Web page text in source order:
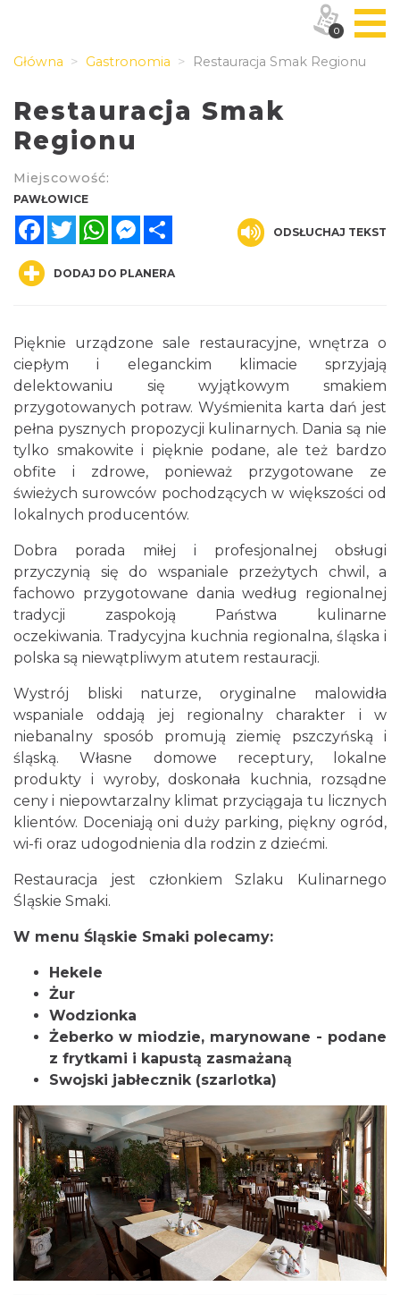
Główna Gastronomia Restauracja Smak Regionu
Restauracja Smak
Regionu
Miejscowość:
PAWŁOWICE
FacebookTwitterWhatsAppMessenger
ODSŁUCHAJ TEKST
DODAJ DO PLANERA
Pięknie urządzone sale restauracyjne, wnętrza o
ciepłym i eleganckim klimacie sprzyjają
delektowaniu się wyjątkowym smakiem
przygotowanych potraw. Wyśmienita karta dań jest
pełna pysznych propozycji kulinarnych. Dania są nie
tylko smakowite i pięknie podane, ale też bardzo
obfite i zdrowe, ponieważ przygotowane ze
świeżych surowców pochodzących w większości od
lokalnych producentów.
Dobra porada miłej i profesjonalnej obsługi
przyczynią się do wspaniale przeżytych chwil, a
fachowo przygotowane dania według regionalnej
tradycji zaspokoją Państwa kulinarne
oczekiwania. Tradycyjna kuchnia regionalna, śląska i
polska są niewątpliwym atutem restauracji.
Wystrój bliski naturze, oryginalne malowidła
wspaniale oddają jej regionalny charakter i w
niebanalny sposób promują ziemię pszczyńską i
śląską. Własne domowe receptury, lokalne
produkty i wyroby, doskonała kuchnia, rozsądne
ceny i niepowtarzalny klimat przyciągaja tu licznych
klientów. Doceniają oni duży parking, piękny ogród,
wi-fi oraz udogodnienia dla rodzin z dziećmi.
Restauracja jest członkiem Szlaku Kulinarnego
Śląskie Smaki.
W menu Śląskie Smaki polecamy:
Hekele
Żur
Wodzionka
Żeberko w miodzie, marynowane - podane
z frytkami i kapustą zasmażaną
Swojski jabłecznik (szarlotka)
0